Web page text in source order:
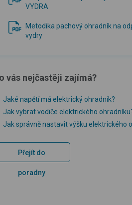
VYDRA
Metodika pachový ohradník na
vydry
vás nejčastěji zajímá?
Jaké napětí má elektrický ohradník?
Jak vybrat vodiče elektrického
Jak správně nastavit výšku elektrického
Přejít do
poradny